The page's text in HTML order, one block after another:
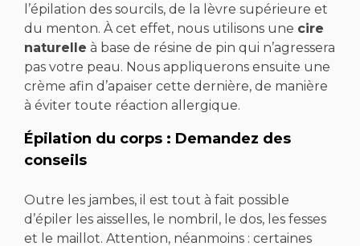
l’épilation des sourcils, de la lèvre supérieure et
du menton. À cet effet, nous utilisons une cire
naturelle à base de résine de pin qui n’agressera
pas votre peau. Nous appliquerons ensuite une
crème afin d’apaiser cette dernière, de manière
à éviter toute réaction allergique.
Épilation du corps : Demandez des
conseils
Outre les jambes, il est tout à fait possible
d’épiler les aisselles, le nombril, le dos, les fesses
et le maillot. Attention, néanmoins : certaines